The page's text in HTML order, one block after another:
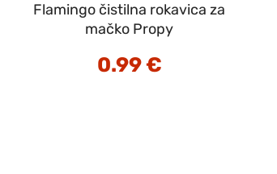
Flamingo čistilna rokavica za
mačko Propy
0.99€